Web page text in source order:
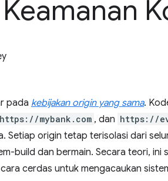
pada kebijakan origin yang sama.
https://mybank.com , dan https://
Setiap origin tetap terisolasi dari
build dan bermain. Secara teori, ini
cerdas untuk mengacaukan